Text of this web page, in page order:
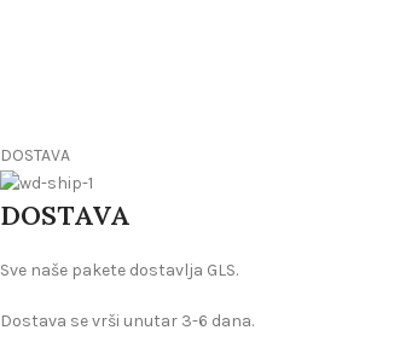
DOSTAVA
DOSTAVA
Sve naše pakete dostavlja GLS.
Dostava se vrši unutar 3-6 dana.